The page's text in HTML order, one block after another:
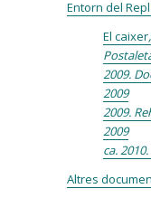
Entorn del
El caixer
2009.
2009
2009.
2009
ca.
Altres